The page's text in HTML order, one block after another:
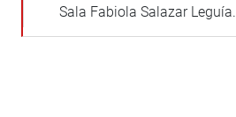
Sala Fabiola Salazar Leguía.